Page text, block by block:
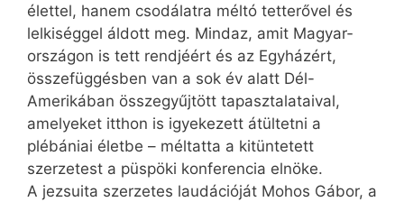
élettel, hanem csodálatra méltó tetterővel és
lelkiséggel áldott meg. Mindaz, amit Magyar­
országon is tett rendjéért és az Egyházért,
összefüggésben van a sok év alatt Dél-
Amerikában összegyűjtött tapasztalataival,
amelyeket itthon is igyekezett átültetni a
plébániai életbe – méltatta a kitüntetett
szerzetest a püspöki konferencia elnöke.
A jezsuita szerzetes laudációját Mohos Gábor, a